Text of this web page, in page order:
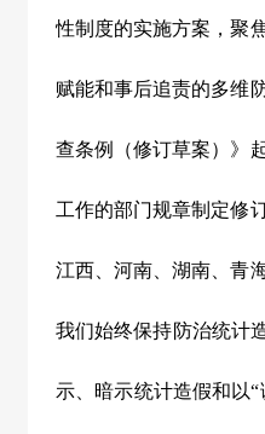
性制度的实施方案，聚
赋能和事后追责的多维
查条例（修订草案）》
工作的部门规章制定修
江西、河南、湖南、青
我们始终保持防治统计
示、暗示统计造假和以